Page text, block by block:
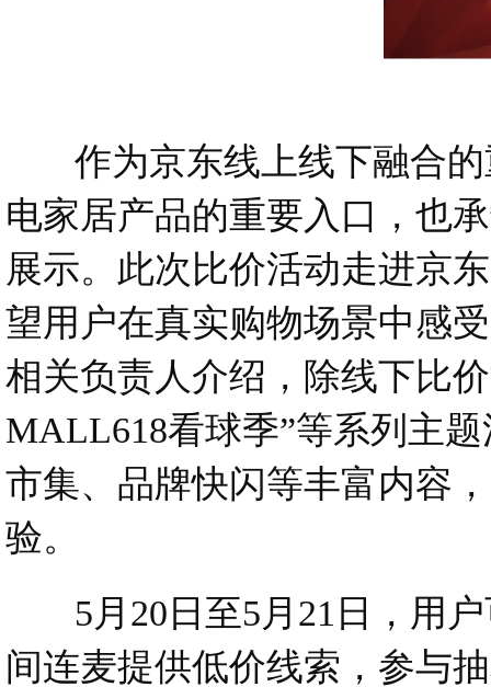
作为京东线上线下融合的
电家居产品的重要入口，也
展示。此次比价活动走进京
望用户在真实购物场景中感
相关负责人介绍，除线下比
MALL618看球季”等系列主
市集、品牌快闪等丰富内容
验。
5月20日至5月21日，用户
间连麦提供低价线索，参与